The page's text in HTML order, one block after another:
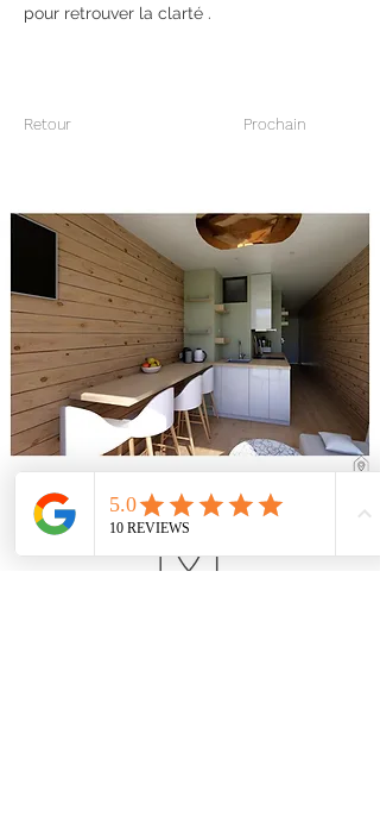
pour retrouver la clarté .
Retour Prochain